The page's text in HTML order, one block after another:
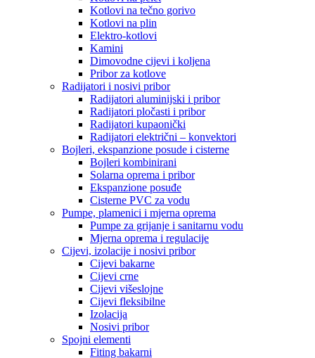
Kotlovi na tečno gorivo
Kotlovi na plin
Elektro-kotlovi
Kamini
Dimovodne cijevi i koljena
Pribor za kotlove
Radijatori i nosivi pribor
Radijatori aluminijski i pribor
Radijatori pločasti i pribor
Radijatori kupaonički
Radijatori električni – konvektori
Bojleri, ekspanzione posude i cisterne
Bojleri kombinirani
Solarna oprema i pribor
Ekspanzione posuđe
Cisterne PVC za vodu
Pumpe, plamenici i mjerna oprema
Pumpe za grijanje i sanitarnu vodu
Mjerna oprema i regulacije
Cijevi, izolacije i nosivi pribor
Cijevi bakarne
Cijevi crne
Cijevi višeslojne
Cijevi fleksibilne
Izolacija
Nosivi pribor
Spojni elementi
Fiting bakarni